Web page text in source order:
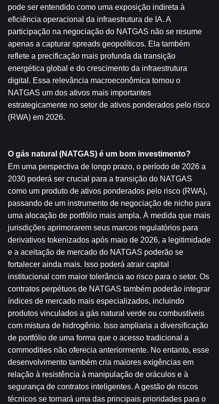
pode ser entendido como uma exposição indireta à
eficiência operacional da infraestrutura de IA. A
participação na negociação do NATGAS não se resume
apenas a capturar spreads geopolíticos. Ela também
reflete a precificação mais profunda da transição
energética global e do crescimento da infraestrutura
digital. Essa relevância macroeconômica tornou o
NATGAS um dos ativos mais importantes
estrategicamente no setor de ativos ponderados pelo risco
(RWA) em 2026.
O gás natural (NATGAS) é um bom investimento?
Em uma perspectiva de longo prazo, o período de 2026 a
2030 poderá ser crucial para a transição do NATGAS
como um produto de ativos ponderados pelo risco (RWA),
passando de um instrumento de negociação de nicho para
uma alocação de portfólio mais ampla. À medida que mais
jurisdições aprimorarem seus marcos regulatórios para
derivativos tokenizados após maio de 2026, a legitimidade
e a aceitação de mercado do NATGAS poderão se
fortalecer ainda mais. Isso poderá atrair capital
institucional com maior tolerância ao risco para o setor. Os
contratos perpétuos de NATGAS também poderão integrar
índices de mercado mais especializados, incluindo
produtos vinculados a gás natural verde ou combustíveis
com mistura de hidrogênio. Isso ampliaria a diversificação
de portfólio de uma forma que o acesso tradicional a
commodities não oferecia anteriormente. No entanto, esse
desenvolvimento também cria maiores exigências em
relação à resistência à manipulação de oráculos e à
segurança de contratos inteligentes. A gestão de riscos
técnicos se tornará uma das principais prioridades para o